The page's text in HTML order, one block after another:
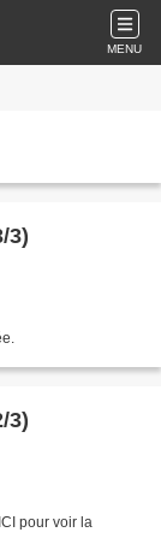
MENU
3)
3)
pour voir la